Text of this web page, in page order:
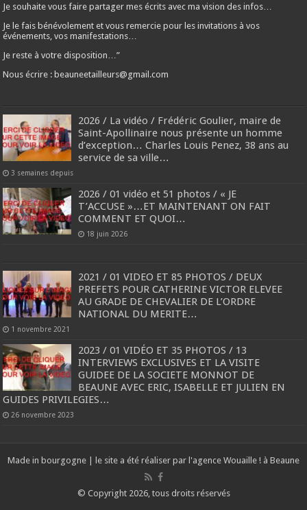
Je souhaite vous faire partager mes écrits avec ma vision des infos…
Je le fais bénévolement et vous remercie pour les invitations à vos
événements, vos manifestations…
Je reste à votre disposition…”
Nous écrire : beauneetailleurs@gmail.com
2026 / La vidéo / Frédéric Goulier, maire de
Saint-Apollinaire nous présente un homme
d’exception… Charles Louis Penez, 38 ans au
service de sa ville…
3 semaines depuis
2026 / 01 vidéo et 51 photos / « JE
T’ACCUSE »…ET MAINTENANT ON FAIT
COMMENT ET QUOI…
18 juin 2026
2021 / 01 VIDEO ET 85 PHOTOS / DEUX
PREFETS POUR CATHERINE VICTOR ELEVEE
AU GRADE DE CHEVALIER DE L’ORDRE
NATIONAL DU MERITE…
1 novembre 2021
2023 / 01 VIDÉO ET 35 PHOTOS / 13
INTERVIEWS EXCLUSIVES ET LA VISITE
GUIDEE DE LA SOCIETE MONNOT DE
BEAUNE AVEC ERIC, ISABELLE ET JULIEN EN
GUIDES PRIVILEGIES…
26 novembre 2023
Made in bourgogne | le site a été réaliser par l'agence Wouaille ! à Beaune
© Copyright 2026, tous droits réservés